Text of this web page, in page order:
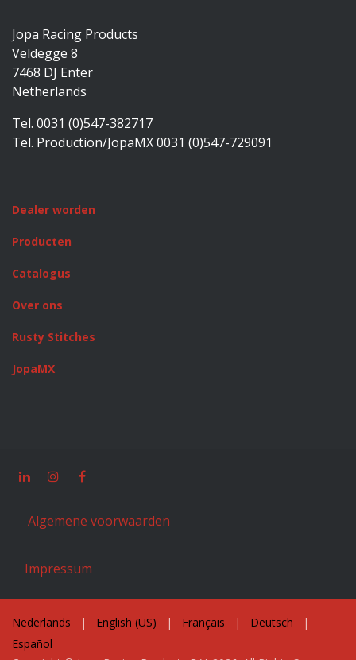
Jopa Racing Products
Veldegge 8
7468 DJ Enter
Netherlands
Tel. 0031 (0)547-382717
Tel. Production/JopaMX 0031 (0)547-729091
Dealer worden
Producten
Catalogus
Over ons
Rusty Stitches
JopaMX
Algemene voorwaarden
Impressum
Nederlands | English (US) | Français | Deutsch
|
Español